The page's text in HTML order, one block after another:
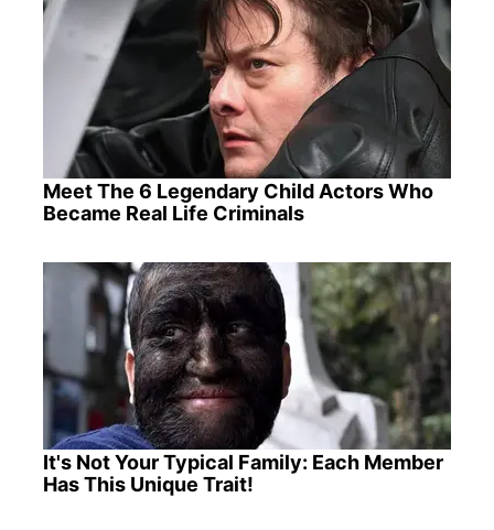
Meet The 6 Legendary Child Actors Who
Became Real Life Criminals
It's Not Your Typical Family: Each Member
Has This Unique Trait!